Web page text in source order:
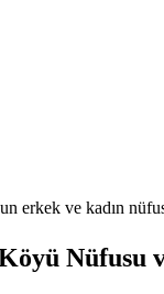
erkek ve kadın nüfus
Nüfusu